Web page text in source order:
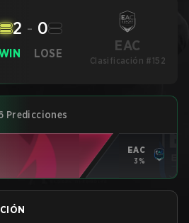
2 - 0
LOSE EAC
Clasificación #152
Predicciones
EAC
3%